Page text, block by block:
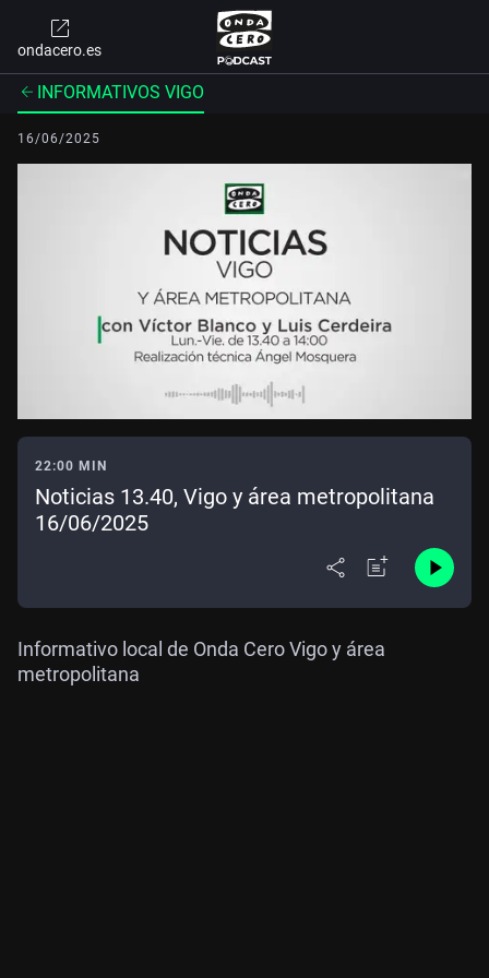
ondacero.es
INFORMATIVOS VIGO
16/06/2025
22:00 MIN
Noticias 13.40, Vigo y área metropolitana
16/06/2025
Informativo local de Onda Cero Vigo y área
metropolitana